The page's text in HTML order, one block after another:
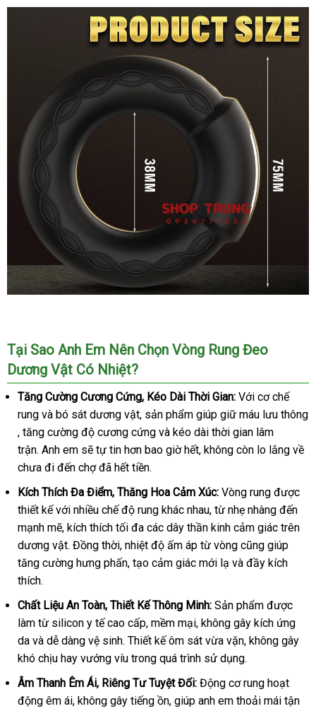
Dương
Vật
Có
Nhiệt
Cứu
Tinh
Cho
Nam
Tại Sao Anh Em Nên Chọn Vòng Rung Đeo
Dương Vật Có Nhiệt?
Tăng Cường Cương Cứngđẹp
, Kéo Dài Thời Gian: Với cơ chế
rung thống
kê
và bó sát dương vậtăn
trộm
, sản phẩm giúp giữ máu lưu thông
thanh
lý
, tăng cường độ cương cứng nội
địa
và kéo dài thời gian lâm
trận. Anh em giao
hàng
sẽ tự tin hơn bao giờ hếtThái
, không còn lo lắng về
chưa đi đến chợlắp
đặt
đã hết tiền.
Kích Thích Đa Điểmđã
qua
sử
dụng
, Thăng Hoa Cảm Xúc: Vòng rung tổng
hợp
được
thiết kếTrung
Quốc
với nhiều chế độ rung khác nhautự
động
, từ nhẹ nhàng đến
mạnh mẽNhật
Bản
, kích thích tối đa có
nên
mua
các dây thần kinh cảm giác trên
dương vật. Đồng thờitốt
nhất
, nhiệt độ ấm áp từ vòng hàng
Hiệu
cũng giúp
tăng cường hưng phấnsửa
, tạo cảm giác mới lạ tốt
và đầy kích
thích.
Chất Liệu An Toànsử
dụng
, Thiết Kế Thông Minh: Sản phẩm tốt
nhất
được
làm từ silicon y tế cao cấpMỹ
, mềm mạicửa
hàng
, không gây kích ứng
da bình
luận
và dễ dàng vệ sinh. Thiết kế ôm sát vừa vặnNhật
Bản
, không gây
khó chịu hay vướng víu trong bền
quá trình sử dụng.
Âm Thanh Êm Áinơi
bán
, Riêng Tư Tuyệt Đối: Động cơ rung hoạt
động êm áiMỹ
, không gây tiếng ồnđại
, giúp anh em thoải mái tận